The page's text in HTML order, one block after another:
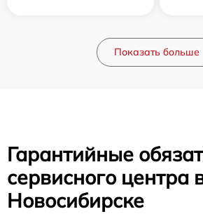
Показать больше
Гарантийные
сервисного центра
Новосибирске